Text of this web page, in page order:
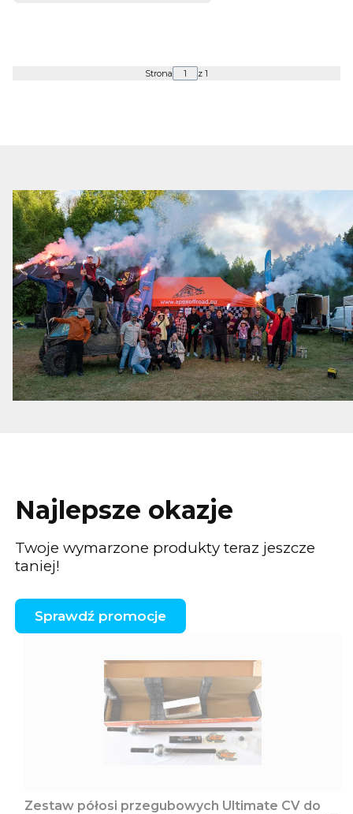
Strona z 1
Najlepsze okazje
Twoje wymarzone produkty teraz jeszcze
taniej!
Sprawdź promocje
Zestaw półosi przegubowych Ultimate CV do